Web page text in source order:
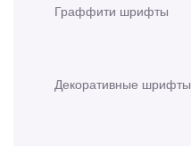
Граффити шрифты
Декоративные шрифты